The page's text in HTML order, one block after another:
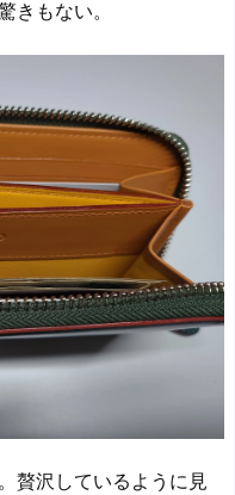
きもない。
贅沢しているように見